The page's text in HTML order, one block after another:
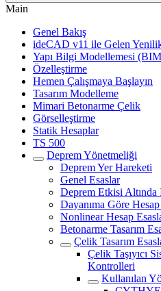
Main
Genel Bakış
ideCAD v11 ile Gelen
Yapı Bilgi Modellemesi
Özelleştirme
Hemen Çalışmaya Başlayın
Tasarım Modelleme
Mimari Betonarme Çelik
Görselleştirme
Statik Hesaplar
TS 500
Deprem Yönetmeliği
Deprem Yer Hareketi
Genel Esaslar
Deprem Etkisi
Dayanıma Göre
Nonlinear Hesap
Betonarme Tasarım
Çelik Tasarım
Çelik Taşıyıcı
Kontrolleri
Kullanılan